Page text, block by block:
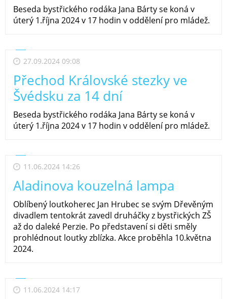
Beseda bystřického rodáka Jana Bárty se koná v
úterý 1.října 2024 v 17 hodin v oddělení pro mládež.
27.09.2024 09:08
Přechod Královské stezky ve
Švédsku za 14 dní
Beseda bystřického rodáka Jana Bárty se koná v
úterý 1.října 2024 v 17 hodin v oddělení pro mládež.
11.06.2024 14:26
Aladinova kouzelná lampa
Oblíbený loutkoherec Jan Hrubec se svým Dřevěným
divadlem tentokrát zavedl druháčky z bystřických ZŠ
až do daleké Perzie. Po představení si děti směly
prohlédnout loutky zblízka. Akce proběhla 10.května
2024.
11.06.2024 14:17